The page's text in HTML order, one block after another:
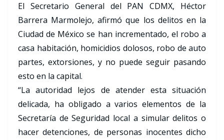
El Secretario General del PAN CDMX, Héctor
Barrera Marmolejo, afirmó que los delitos en la
Ciudad de México se han incrementado, el robo a
casa habitación, homicidios dolosos, robo de auto
partes, extorsiones, y no puede seguir pasando
esto en la capital.
“La autoridad lejos de atender esta situación
delicada, ha obligado a varios elementos de la
Secretaría de Seguridad local a simular delitos o
hacer detenciones, de personas inocentes dicho